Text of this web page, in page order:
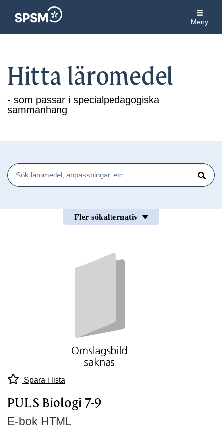
Meny
Hitta läromedel
- som passar i specialpedagogiska
sammanhang
Sök
Sök
Fler sökalternativ
Spara i lista
PULS Biologi 7-9
E-bok HTML